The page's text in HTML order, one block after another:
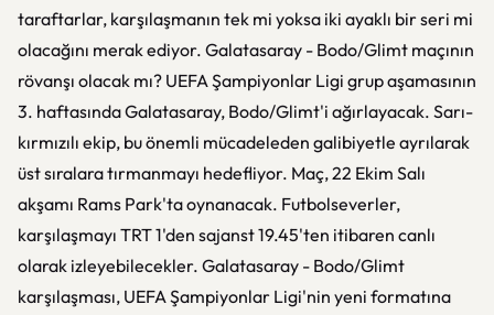
taraftarlar, karşılaşmanın tek mi yoksa iki ayaklı bir seri mi
olacağını merak ediyor. Galatasaray - Bodo/Glimt maçının
rövanşı olacak mı? UEFA Şampiyonlar Ligi grup aşamasının
3. haftasında Galatasaray, Bodo/Glimt'i ağırlayacak. Sarı-
kırmızılı ekip, bu önemli mücadeleden galibiyetle ayrılarak
üst sıralara tırmanmayı hedefliyor. Maç, 22 Ekim Salı
akşamı Rams Park'ta oynanacak. Futbolseverler,
karşılaşmayı TRT 1'den sajanst 19.45'ten itibaren canlı
olarak izleyebilecekler. Galatasaray - Bodo/Glimt
karşılaşması, UEFA Şampiyonlar Ligi'nin yeni formatına